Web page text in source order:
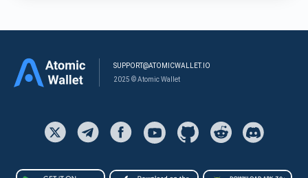
SUPPORT@ATOMICWALLET.IO
2025 © Atomic Wallet